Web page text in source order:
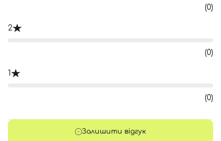
(0)
2
(0)
1
(0)
Залишити відгук